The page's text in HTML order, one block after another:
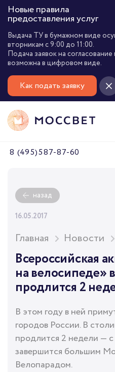
Новые правила
предоставления услуг
Выдача ТУ в бумажном виде
вторникам с 9:00 до 11:00.
Подача заявок на
возможна в цифровом виде.
Как подать заявку
8 (495) 587-87-60
назад
16.05.2017
Главная Новости
Всероссийская
на велосипеде»
продлится 2
В этом году в ней
городов России. В
продлится 2 недели —
завершится большим
Велопарадом.